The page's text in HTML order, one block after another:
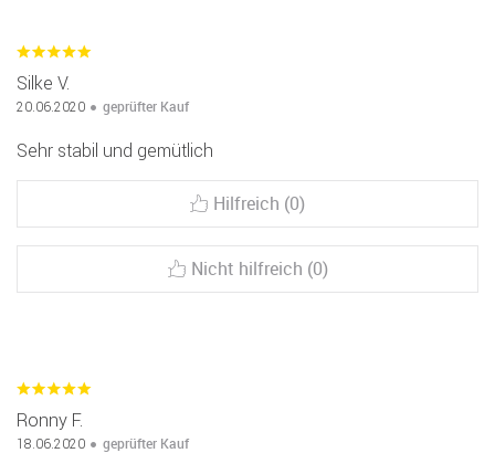
Silke V.
20.06.2020 geprüfter Kauf
Sehr stabil und gemütlich
Hilfreich (0)
Nicht hilfreich (0)
Ronny F.
18.06.2020 geprüfter Kauf